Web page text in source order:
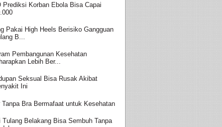
Prediksi Korban Ebola Bisa Capai
Pakai High Heels Berisiko Gangguan
B...
Pembangunan Kesehatan
Lebih Ber...
Seksual Bisa Rusak Akibat
Ini
Tanpa Bra Bermafaat untuk Kesehatan
Tulang Belakang Bisa Sembuh Tanpa